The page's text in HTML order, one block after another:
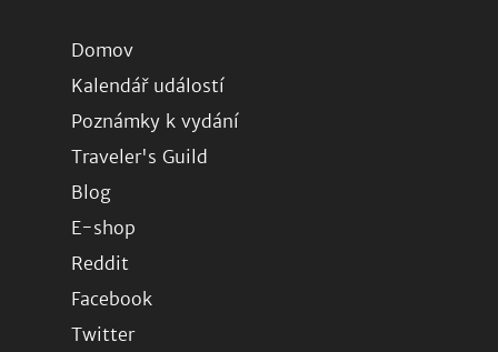
Domov
Kalendář událostí
Poznámky k vydání
Traveler's Guild
Blog
E-shop
Reddit
Facebook
Twitter